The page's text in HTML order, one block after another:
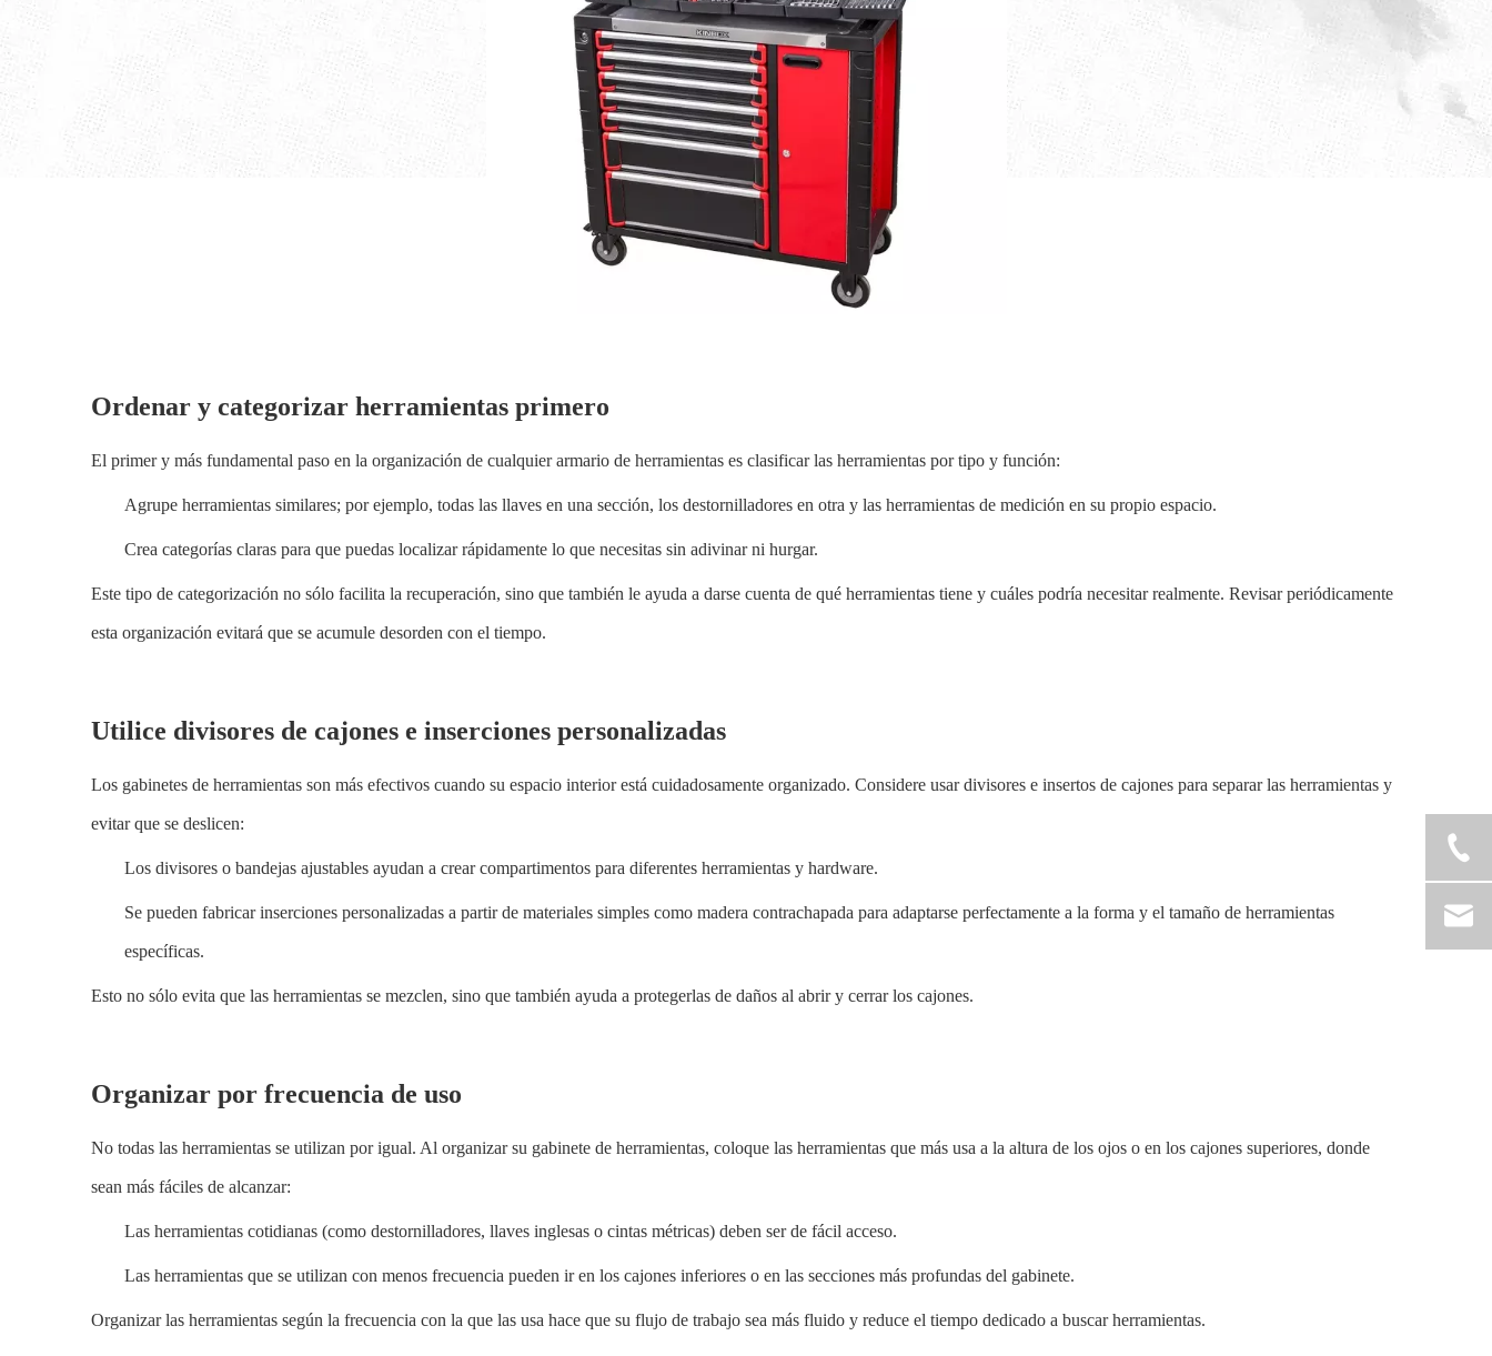
Ordenar y categorizar herramientas primero
El primer y más fundamental paso en la organización de cualquier armario de herramientas es clasificar las herramientas por tipo y función:
Agrupe herramientas similares; por ejemplo, todas las llaves en una sección, los destornilladores en otra y las herramientas de medición en su propio espacio.
Crea categorías claras para que puedas localizar rápidamente lo que necesitas sin adivinar ni hurgar.
Este tipo de categorización no sólo facilita la recuperación, sino que también le ayuda a darse cuenta de qué herramientas tiene y cuáles podría necesitar realmente. Revisar periódicamente
esta organización evitará que se acumule desorden con el tiempo.
Utilice divisores de cajones e inserciones personalizadas
Los gabinetes de herramientas son más efectivos cuando su espacio interior está cuidadosamente organizado. Considere usar divisores e insertos de cajones para separar las herramientas y
evitar que se deslicen:
Los divisores o bandejas ajustables ayudan a crear compartimentos para diferentes herramientas y hardware.
Se pueden fabricar inserciones personalizadas a partir de materiales simples como madera contrachapada para adaptarse perfectamente a la forma y el tamaño de herramientas
específicas.
Esto no sólo evita que las herramientas se mezclen, sino que también ayuda a protegerlas de daños al abrir y cerrar los cajones.
Organizar por frecuencia de uso
No todas las herramientas se utilizan por igual. Al organizar su gabinete de herramientas, coloque las herramientas que más usa a la altura de los ojos o en los cajones superiores, donde
sean más fáciles de alcanzar:
Las herramientas cotidianas (como destornilladores, llaves inglesas o cintas métricas) deben ser de fácil acceso.
Las herramientas que se utilizan con menos frecuencia pueden ir en los cajones inferiores o en las secciones más profundas del gabinete.
Organizar las herramientas según la frecuencia con la que las usa hace que su flujo de trabajo sea más fluido y reduce el tiempo dedicado a buscar herramientas.